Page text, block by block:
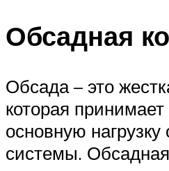
Обсадная
Обсада – это
которая
основную нагрузку
системы.